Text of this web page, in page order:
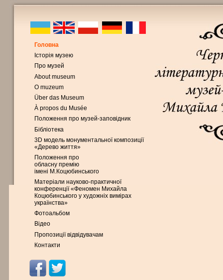
Головна
Історія музею
Про музей
About museum
O muzeum
Über das Museum
À propos du Musée
Положення про музей-заповідник
Бібліотека
3D модель монументальної композиції
«Дерево життя»
Положення про
обласну премію
імені М.Коцюбинського
Матеріали науково-практичної
конференції «Феномен Михайла
Коцюбинського у художніх вимірах
українства»
Фотоальбом
Відео
Пропозиції відвідувачам
Контакти